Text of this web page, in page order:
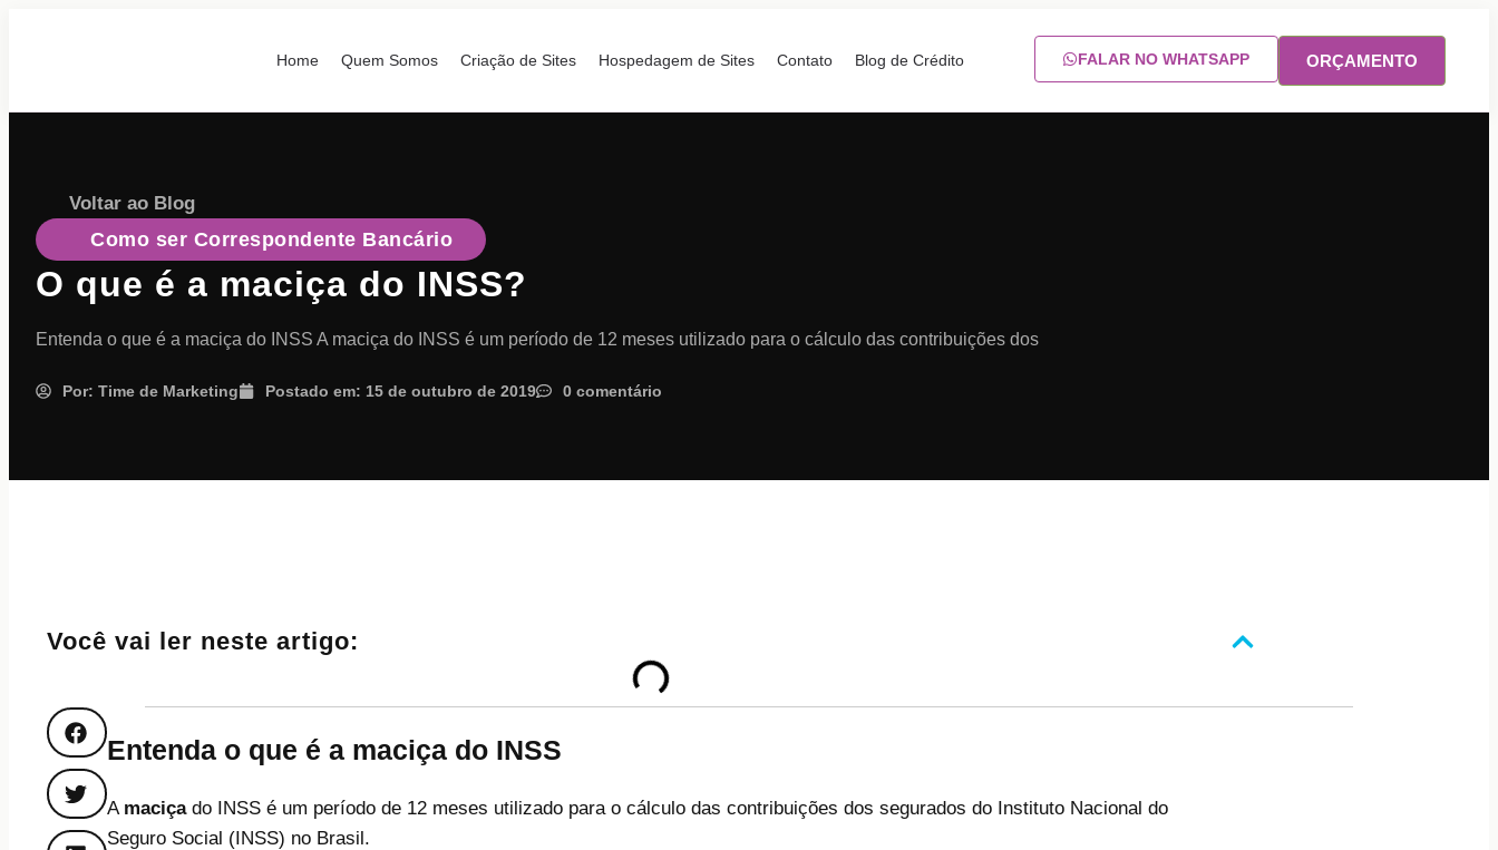
Home Quem Somos Criação de Sites Hospedagem de Sites Contato Blog de Crédito FALAR NO WHATSAPP ORÇAMENTO
Voltar ao Blog
Como ser Correspondente Bancário
O que é a maciça do INSS?
Entenda o que é a maciça do INSS A maciça do INSS é um período de 12 meses utilizado para o cálculo das contribuições dos
Por: Time de Marketing Postado em: 15 de outubro de 2019 0 comentário
Você vai ler neste artigo:
Entenda o que é a maciça do INSS
A maciçado INSS é um período de 12 meses utilizado para o cálculo das contribuições dos segurados do Instituto Nacional do
Seguro Social (INSS) no Brasil.